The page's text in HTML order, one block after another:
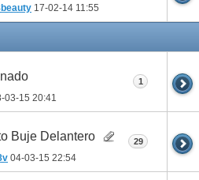
17-02-14 11:55
03-15 20:41
1
Buje Delantero
04-03-15 22:54
29